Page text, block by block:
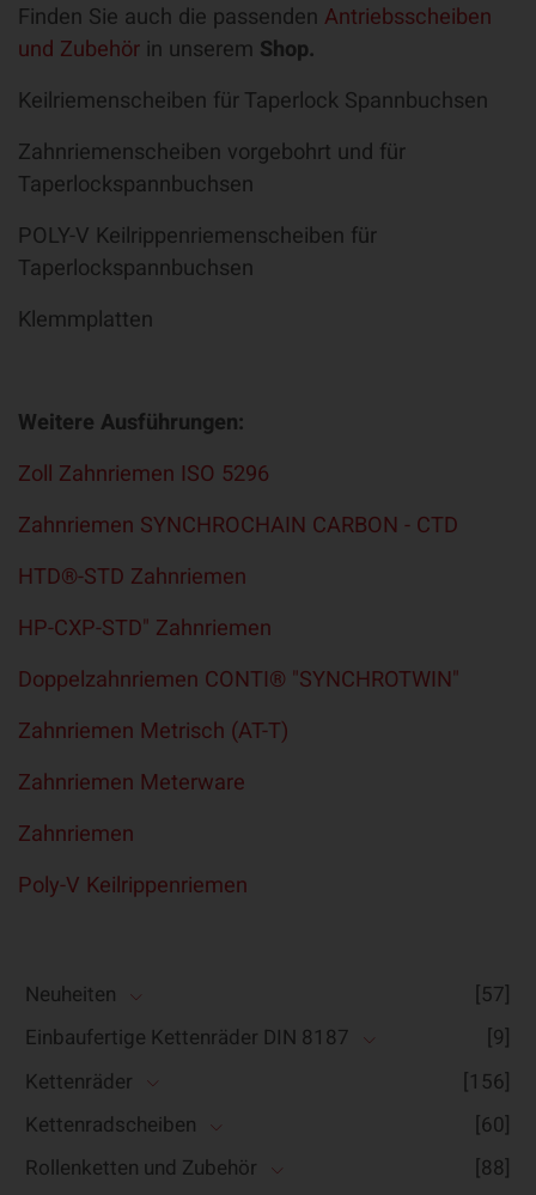
Finden Sie auch die passenden Antriebsscheiben
und Zubehör in unserem Shop.
Keilriemenscheiben für Taperlock Spannbuchsen
Zahnriemenscheiben vorgebohrt und für
Taperlockspannbuchsen
POLY-V Keilrippenriemenscheiben für
Taperlockspannbuchsen
Klemmplatten
Weitere Ausführungen:
Zoll Zahnriemen ISO 5296
Zahnriemen SYNCHROCHAIN CARBON - CTD
HTD®-STD Zahnriemen
HP-CXP-STD" Zahnriemen
Doppelzahnriemen CONTI® "SYNCHROTWIN"
Zahnriemen Metrisch (AT-T)
Zahnriemen Meterware
Zahnriemen
Poly-V Keilrippenriemen
Neuheiten
[57]
Einbaufertige Kettenräder DIN 8187
[9]
Kettenräder
[156]
Kettenradscheiben
[60]
Rollenketten und Zubehör
[88]